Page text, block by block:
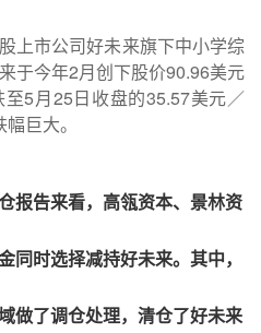
上市公司好未来旗下中小学综
于今年2月创下股价90.96美元
5月25日收盘的35.57美元／
巨大。
报告来看，高瓴资本、景林资
同时选择减持好未来。其中，
做了调仓处理，清仓了好未来